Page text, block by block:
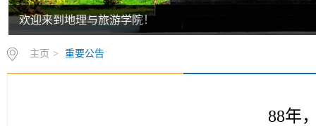
欢迎来到地理与旅游学院！
主页 > 重要公告
88年